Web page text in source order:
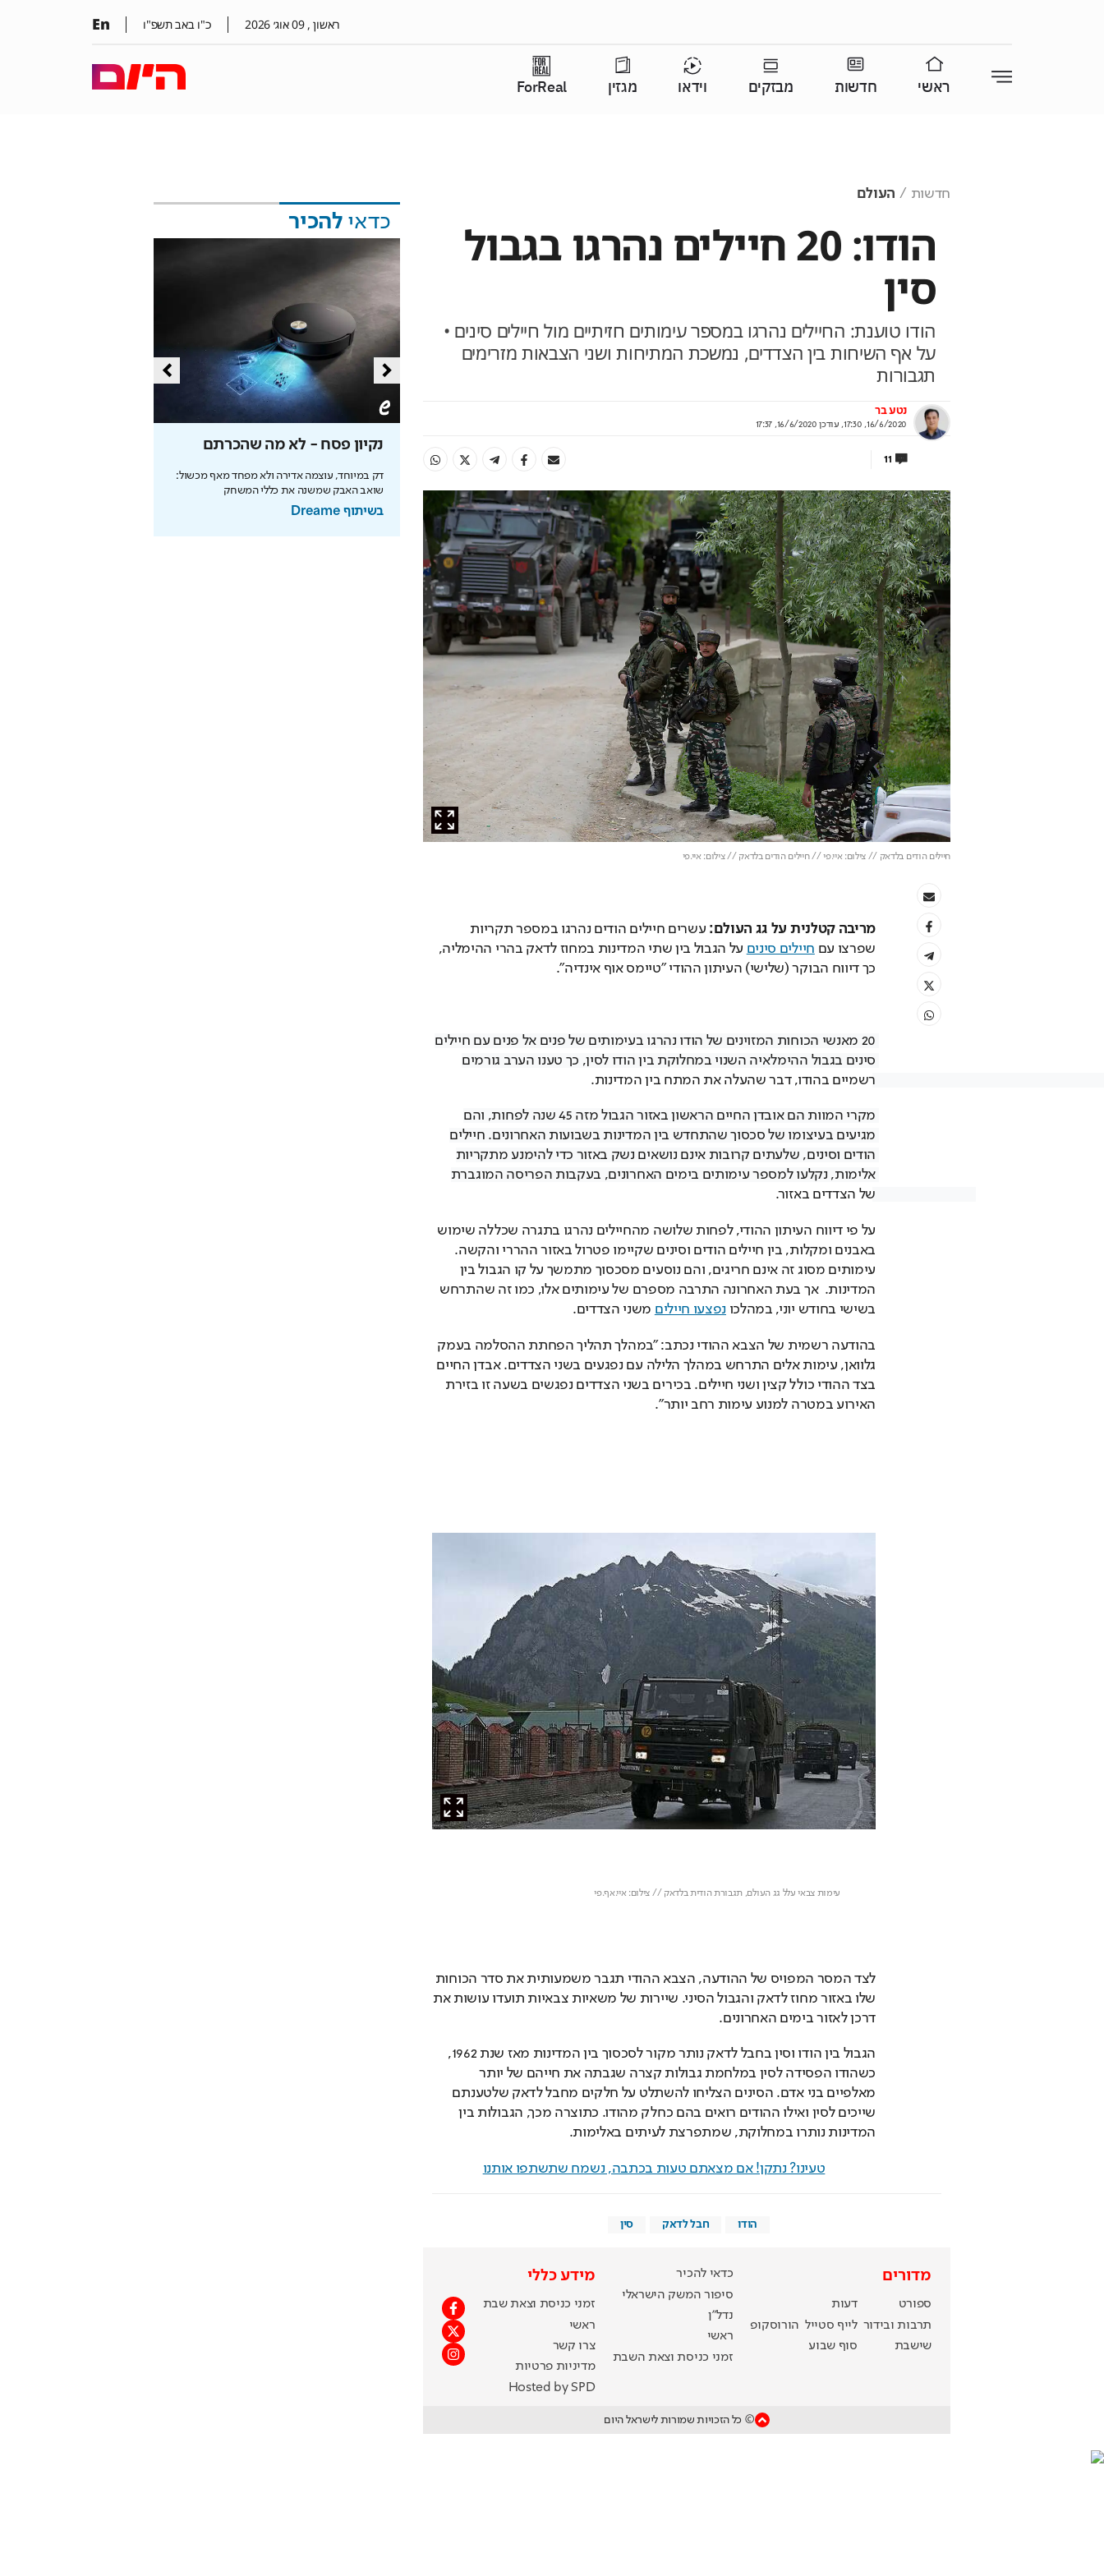
ראשון , 09אוג׳ 2026 כ"ו באב תשפ"ו En
ראשי חדשות מבזקים וידאו מגזין ForReal
חדשות העולם
הודו: 20 חיילים נהרגו בגבול
סין
הודו טוענת: החיילים נהרגו במספר עימותים חזיתיים מול חיילים סינים •
על אף השיחות בין הצדדים, נמשכת המתיחות ושני הצבאות מזרימים
תגבורות
נטע בר
16/6/2020, 17:30
, עודכן 16/6/2020, 17:37
11
חיילים הודים בלדאק // צילום: איי.פי // חיילים הודים בלדאק // צילום: איי.פי
מריבה קטלנית על גג העולם:
שפרצו עם חיילים סינים
כך דיווח הבוקר (שלישי) העיתון ההודי "טיימס אוף אינדיה".
רשמיים בהודו, דבר שהעלה את המתח בין המדינות.
של הצדדים באזור.
בשישי בחודש יוני, במהלכו נפצעו חיילים משני הצדדים.
האירוע במטרה למנוע עימות רחב יותר".
                עימות צבאי עלל גג העולם, תגבורת הודית בלדאק // צילום: איי.אף.פי
דרכן לאזור בימים האחרונים.
כשהודו הפסידה לסין במלחמת גבולות קצרה שגבתה את חייהם של יותר
שייכים לסין ואילו ההודים רואים בהם כחלק מהודו. כתוצרה מכך, הגבולות בין
המדינות נותרו במחלוקת, שמתפרצת לעיתים באלימות.
טעינו? נתקן! אם מצאתם טעות בכתבה, נשמח שתשתפו אותנו
הודו חבל לדאק סין
מדורים
ספורט
דעות
תרבות ובידור לייף סטייל הורוסקופ
שישבת
סוף שבוע
כדאי להכיר
סיפור המשק הישראלי
נדל"ן
ראשי
זמני כניסת וצאת השבת
מידע כללי
זמני כניסת וצאת שבת
ראשי
צרו קשר
מדיניות פרטיות
Hosted by SPD
© כל הזכויות שמורות לישראל היום
כדאי להכיר
נקיון פסח - לא מה שהכרתם
דק במיוחד, עוצמה אדירה ולא מפחד מאף מכשול:
שואב האבק שמשנה את כללי המשחק
בשיתוף Dreame
מה מושך יותר ויותר ישראלים למטרופולין
המתפתח של האזור היפה במדינה?
בשיתוף אבני דרך וי.ד ברזאני
המונדיאל עם מסכי Dreame - כמו שעוד לא
ראיתם ולא שמעתם
בשיתוף Dreame
להכיר את חברי נבחרות ישראל במדעים